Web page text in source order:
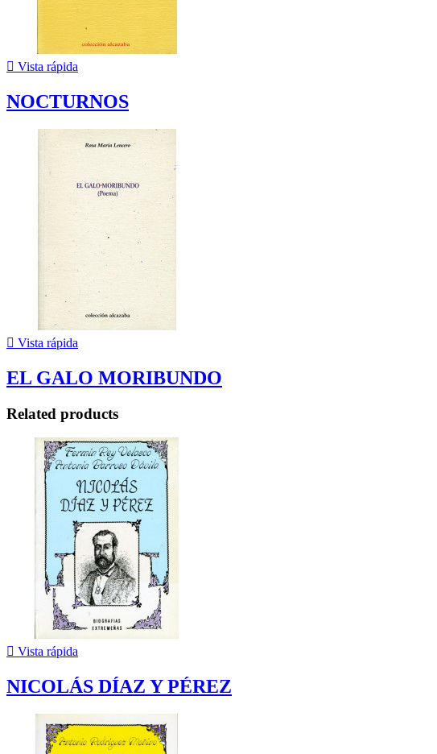
 Vista rápida
NOCTURNOS
 Vista rápida
EL GALO MORIBUNDO
Related products
 Vista rápida
NICOLÁS DÍAZ Y PÉREZ